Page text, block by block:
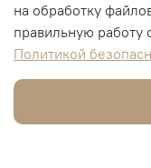
© ИП Блинков А.А.
на обработку
правильную работу
Политикой